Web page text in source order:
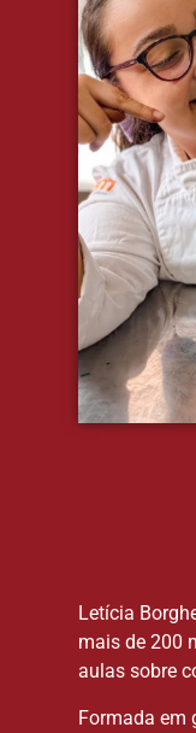
Letícia
mais de 200
aulas sobre
Formada em